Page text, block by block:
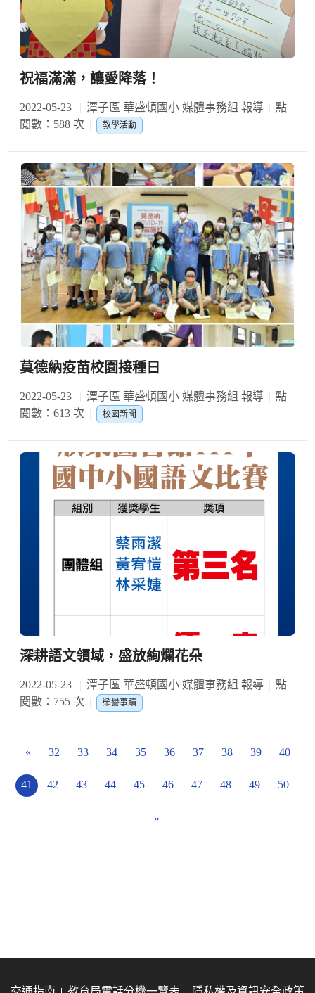
祝福滿滿，讓愛降落！
2022-05-23 潭子區 華盛頓國小 媒體事務組 報導
點
閱數：588 次
教學活動
莫德納疫苗校園接種日
2022-05-23 潭子區 華盛頓國小 媒體事務組 報導
點
閱數：613 次
校園新聞
深耕語文領域，盛放絢爛花朵
2022-05-23 潭子區 華盛頓國小 媒體事務組 報導
點
閱數：755 次
榮譽事蹟
« 32 33 34 35 36 37 38 39 40
41 42 43 44 45 46 47 48 49 50
»